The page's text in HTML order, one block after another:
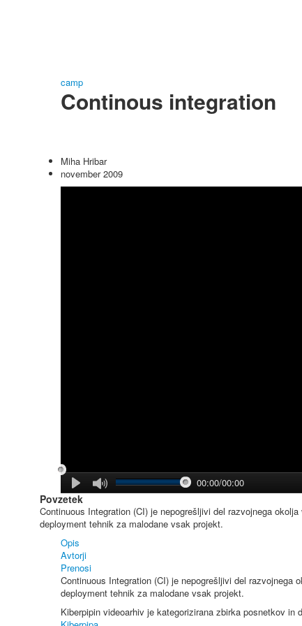
camp
Continous integration
Miha Hribar
november 2009
00:00/00:00
Povzetek
Continuous Integration (CI) je nepogrešljivi del razvojnega
deployment tehnik za malodane vsak projekt.
Opis
Avtorji
Prenosi
Continuous Integration (CI) je nepogrešljivi del razvojnega
deployment tehnik za malodane vsak projekt.
Kiberpipin videoarhiv je kategorizirana zbirka posnetkov in